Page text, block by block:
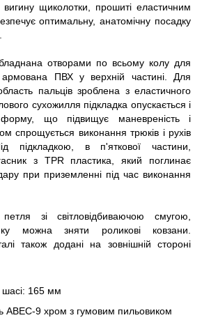
вигину щиколотки, прошиті еластичним
оптимальну, анатомічну посадку
отворами по всьому колу для
армована ПВХ у верхній частині. Для
пальців зроблена з еластичного
сухожилля підкладка опускається і
форму, що підвищує маневреність і
спрощується виконання трюків і рухів
підкладкою, в п'яткової частини,
з TPR пластика, який поглинає
при приземленні під час виконання
зі світловідбиваючою смугою,
можна зняти роликові ковзани.
також додані на зовнішній стороні
шасі: 165 мм
ABEC-9 хром з гумовим пильовиком